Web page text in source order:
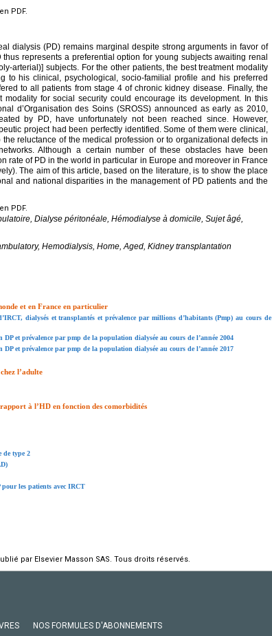
PDF.
dialysis (PD) remains marginal despite strong arguments in favor of
represents a preferential option for young subjects awaiting renal
arterial)] subjects. For the other patients, the best treatment modality
to his clinical, psychological, socio-familial profile and his preferred
to all patients from stage 4 of chronic kidney disease. Finally, the
modality for social security could encourage its development. In this
d’Organisation des Soins (SROSS) announced as early as 2010,
by PD, have unfortunately not been reached since. However,
project had been perfectly identified. Some of them were clinical,
reluctance of the medical profession or to organizational defects in
Although a certain number of these obstacles have been
rate of PD in the world in particular in Europe and moreover in France
The aim of this article, based on the literature, is to show the place
and national disparities in the management of PD patients and the
PDF.
Dialyse péritonéale, Hémodialyse à domicile, Sujet âgé,
Hemodialysis, Home, Aged, Kidney transplantation
et en France en particulier
dialysés et transplantés et prévalence par millions d’habitants (Pmp) au cours de
DP et prévalence par pmp de la population dialysée au cours de l’année 2004
DP et prévalence par pmp de la population dialysée au cours de l’année 2017
l’adulte
à l’HD en fonction des comorbidités
de type 2
les patients avec IRCT
par Elsevier Masson SAS. Tous droits réservés.
NOS FORMULES D'ABONNEMENTS